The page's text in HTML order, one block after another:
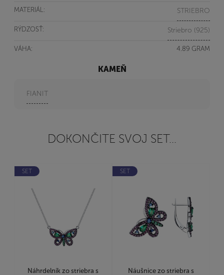
MATERIÁL: STRIEBRO
RÝDZOSŤ: Striebro (925)
VÁHA: 4.89 GRAM
KAMEŇ
FIANIT
DOKONČITE SVOJ SET...
SET
Náhrdelník zo striebra s
SET
Náušnice zo striebra s